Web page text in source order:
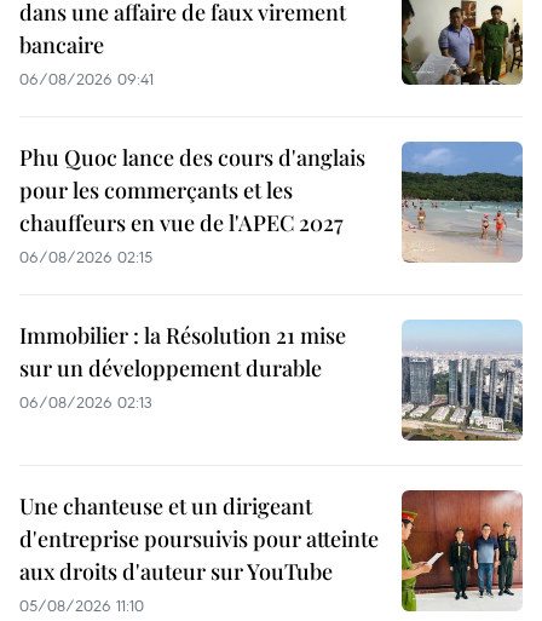
dans une affaire de faux virement
bancaire
06/08/2026 09:41
Phu Quoc lance des cours d'anglais
pour les commerçants et les
chauffeurs en vue de l'APEC 2027
06/08/2026 02:15
Immobilier : la Résolution 21 mise
sur un développement durable
06/08/2026 02:13
Une chanteuse et un dirigeant
d'entreprise poursuivis pour atteinte
aux droits d'auteur sur YouTube
05/08/2026 11:10